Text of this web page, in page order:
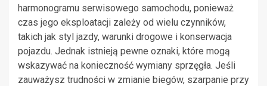
harmonogramu serwisowego samochodu, ponieważ
czas jego eksploatacji zależy od wielu czynników,
takich jak styl jazdy, warunki drogowe i konserwacja
pojazdu. Jednak istnieją pewne oznaki, które mogą
wskazywać na konieczność wymiany sprzęgła. Jeśli
zauważysz trudności w zmianie biegów, szarpanie przy